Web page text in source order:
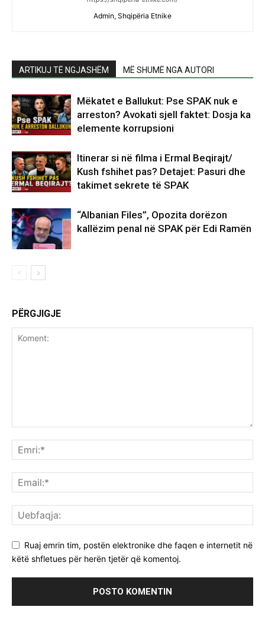
Admin, Shqipëria Etnike
ARTIKUJ TË NGJASHËM MË SHUMË NGA AUTORI
Mëkatet e Ballukut: Pse SPAK nuk e
arreston? Avokati sjell faktet: Dosja ka
elemente korrupsioni
Itinerar si në filma i Ermal Beqirajt/
Kush fshihet pas? Detajet: Pasuri dhe
takimet sekrete të SPAK
“Albanian Files”, Opozita dorëzon
kallëzim penal në SPAK për Edi Ramën
PËRGJIGJE
Ruaj emrin tim, postën elektronike dhe faqen e internetit në
këtë shfletues për herën tjetër që komentoj.